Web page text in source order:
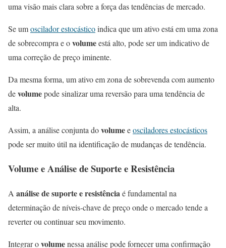
uma visão mais clara sobre a força das tendências de mercado.
Se umoscilador estocásticoindica que um ativo está em uma zona
de sobrecompra e ovolumeestá alto, pode ser um indicativo de
uma correção de preço iminente.
Da mesma forma, um ativo em zona de sobrevenda com aumento
devolumepode sinalizar uma reversão para uma tendência de
alta.
Assim, a análise conjunta dovolumeeosciladores estocásticos
pode ser muito útil na identificação de mudanças de tendência.
Volumee Análise de Suporte e Resistência
A análise de suporte e resistênciaé fundamental na
determinação de níveis-chave de preço onde o mercado tende a
reverter ou continuar seu movimento.
Integrar ovolumenessa análise pode fornecer uma confirmação